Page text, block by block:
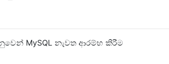
MySQL නැවත ආරම්භ කිරීම